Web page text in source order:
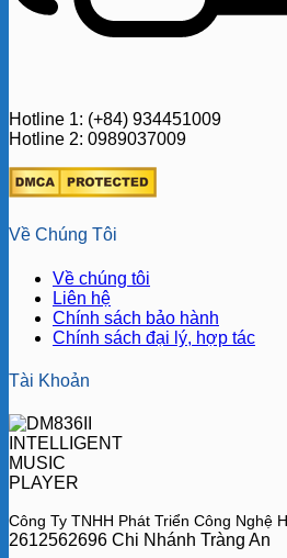
Hotline 1: (+84) 934451009
Hotline 2: 0989037009
Về Chúng Tôi
Về chúng tôi
Liên hệ
Chính sách bảo hành
Chính sách đại lý, hợp tác
Tài Khoản
Công Ty TNHH Phát Triển Công Nghệ
2612562696 Chi Nhánh Tràng An